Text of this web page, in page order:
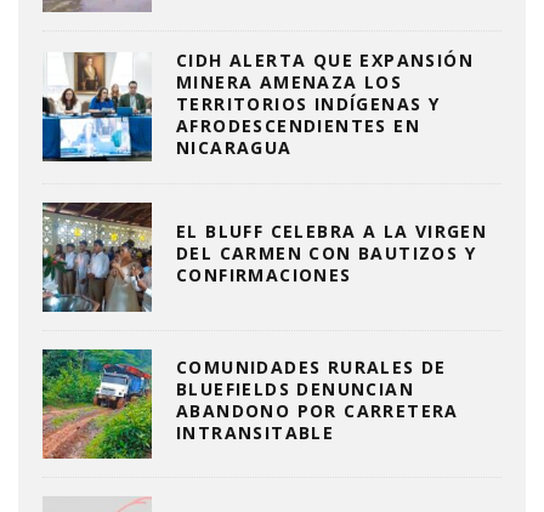
CIDH ALERTA QUE EXPANSIÓN
MINERA AMENAZA LOS
TERRITORIOS INDÍGENAS Y
AFRODESCENDIENTES EN
NICARAGUA
EL BLUFF CELEBRA A LA VIRGEN
DEL CARMEN CON BAUTIZOS Y
CONFIRMACIONES
COMUNIDADES RURALES DE
BLUEFIELDS DENUNCIAN
ABANDONO POR CARRETERA
INTRANSITABLE